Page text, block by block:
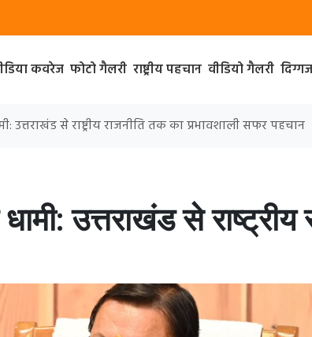
कवरेज फोटो गैलरी राष्ट्रीय पहचान वीडियो गैलरी
उत्तराखंड से राष्ट्रीय राजनीति तक का प्रभावशाली सफर पहचान
उत्तराखंड से